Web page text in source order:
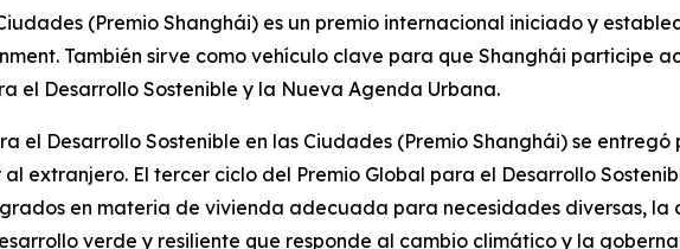
(Premio Shanghái) es un premio internacional iniciado y
También sirve como vehículo clave para que Shanghái participe
el Desarrollo Sostenible y la Nueva Agenda Urbana.
el Desarrollo Sostenible en las Ciudades (Premio Shanghái) se entregó
extranjero. El tercer ciclo del Premio Global para el Desarrollo
en materia de vivienda adecuada para necesidades diversas, la
verde y resiliente que responde al cambio climático y la